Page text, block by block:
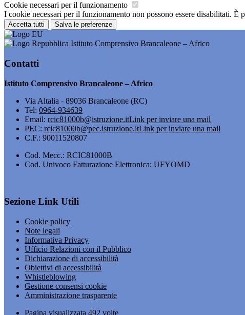
Cookie necessari per il funzionamento
I cookie necessari per il funzionamento non possono essere disabilitati.
Accetta tutti Salva le preferenze
Istituto Comprensivo Brancaleone – Africo
Contatti
Istituto Comprensivo Brancaleone – Africo
Via Altalia - 89036 Brancaleone (RC)
Tel: 0964-934639
Email: rcic81000b@istruzione.itLink per inviare una mail
PEC: rcic81000b@pec.istruzione.itLink per inviare una mail
C.F.: 90011520807
Cod. Mecc.: RCIC81000B
Cod. Univoco Fatturazione Elettronica: UFYOMD
Sezione Link Utili
Cookie policy
Note legali
Informativa Privacy
Ufficio Relazioni con il Pubblico
Dichiarazione di accessibilità
Obiettivi di accessibilità
Whistleblowing
Gestione consensi cookie
Amministrazione trasparente
Pagina visualizzata 492 volte